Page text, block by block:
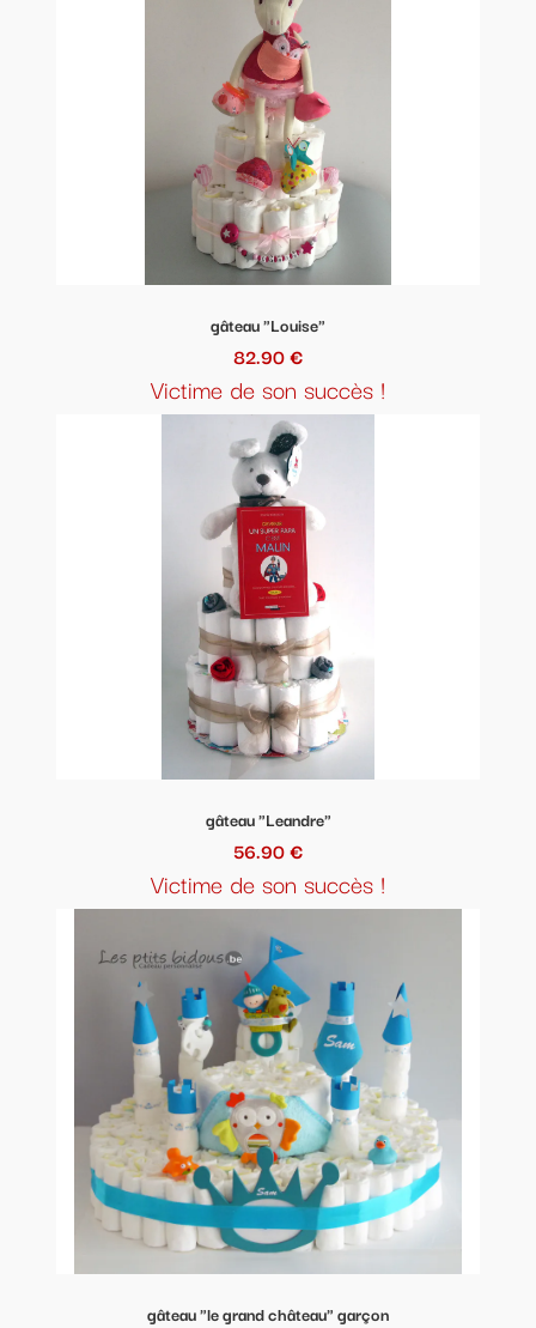
gâteau "Louise"
82.90 €
Victime de son succès !
gâteau "Leandre"
56.90 €
Victime de son succès !
gâteau "le grand château" garçon